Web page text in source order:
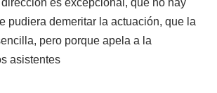
es excepcional, que no hay
pudiera demeritar la actuación, que la
pero porque apela a la
asistentes